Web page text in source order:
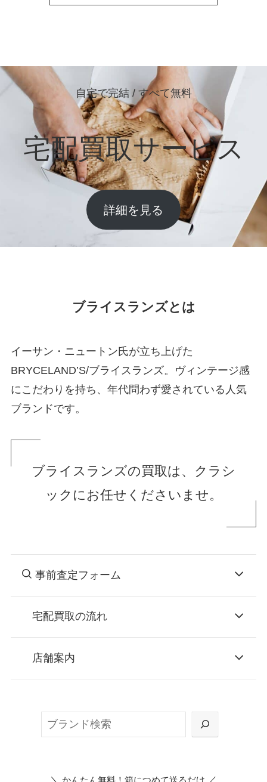
自宅で完結 / すべて無料
宅配買取サービス
詳細を見る
ブライスランズとは
イーサン・ニュートン氏が立ち上げた
BRYCELAND’S/ブライスランズ。ヴィンテージ感
にこだわりを持ち、年代問わず愛されている人気
ブランドです。
ブライスランズの買取は、クラシ
ックにお任せくださいませ。
事前査定フォーム
宅配買取の流れ
お申込み
または梱包材不要の「集荷申込」からお選び
店舗案内
＼ かんたん無料！箱につめて送るだけ ／